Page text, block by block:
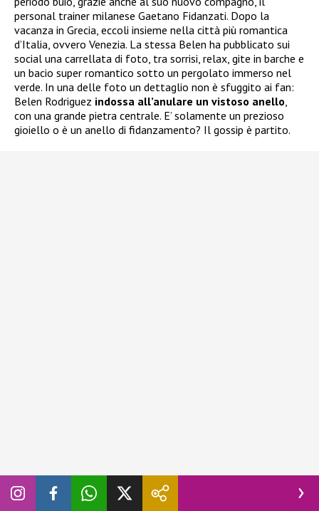
personal trainer milanese Gaetano Fidanzati. Dopo la
vacanza in Grecia, eccoli insieme nella città più romantica
d’Italia, ovvero Venezia. La stessa Belen ha pubblicato sui
social una carrellata di foto, tra sorrisi, relax, gite in barche e
un bacio super romantico sotto un pergolato immerso nel
verde. In una delle foto un dettaglio non è sfuggito ai fan:
Belen Rodriguez indossa all’anulare un vistoso anello,
con una grande pietra centrale. E’ solamente un prezioso
gioiello o è un anello di fidanzamento? Il gossip è partito.